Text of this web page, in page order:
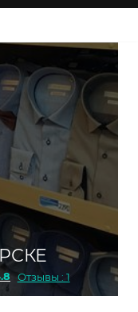
Отзывы : 1